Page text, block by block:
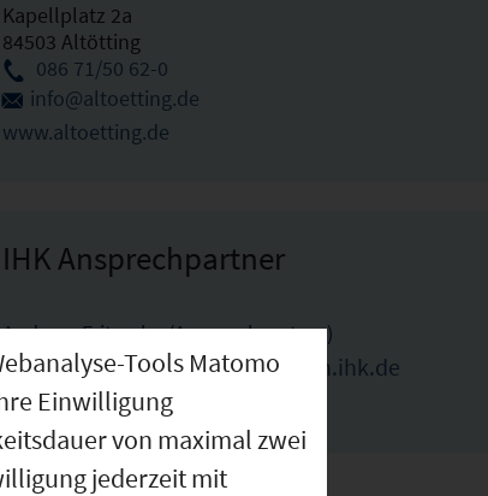
Kapellplatz 2a
84503 Altötting
086 71/50 62-0
info@altoetting.de
www.altoetting.de
IHK Ansprechpartner
Andreas Fritzsche (Ansprechpartner)
andreas.fritzsche@muenchen.ihk.de
089-5116-1785
Tools Matomo
Einwilligung
von maximal zwei
jederzeit mit